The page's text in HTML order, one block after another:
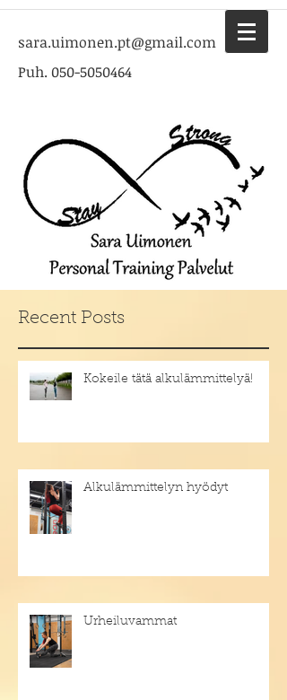
sara.uimonen.pt@gmail.com
Puh. 050-5050464
Recent Posts
Kokeile tätä alkulämmittelyä!
Alkulämmittelyn hyödyt
Urheiluvammat